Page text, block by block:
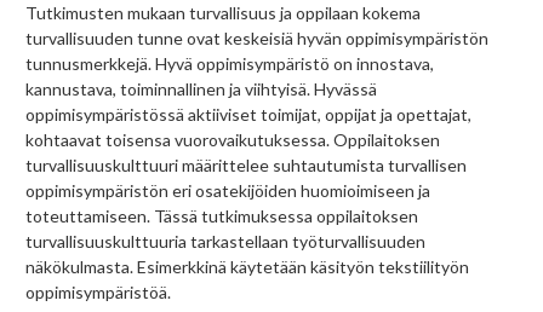
Tutkimusten mukaan turvallisuus ja oppilaan kokema
turvallisuuden tunne ovat keskeisiä hyvän oppimisympäristön
tunnusmerkkejä. Hyvä oppimisympäristö on innostava,
kannustava, toiminnallinen ja viihtyisä. Hyvässä
oppimisympäristössä aktiiviset toimijat, oppijat ja opettajat,
kohtaavat toisensa vuorovaikutuksessa. Oppilaitoksen
turvallisuuskulttuuri määrittelee suhtautumista turvallisen
oppimisympäristön eri osatekijöiden huomioimiseen ja
toteuttamiseen. Tässä tutkimuksessa oppilaitoksen
turvallisuuskulttuuria tarkastellaan työturvallisuuden
näkökulmasta. Esimerkkinä käytetään käsityön tekstiilityön
oppimisympäristöä.